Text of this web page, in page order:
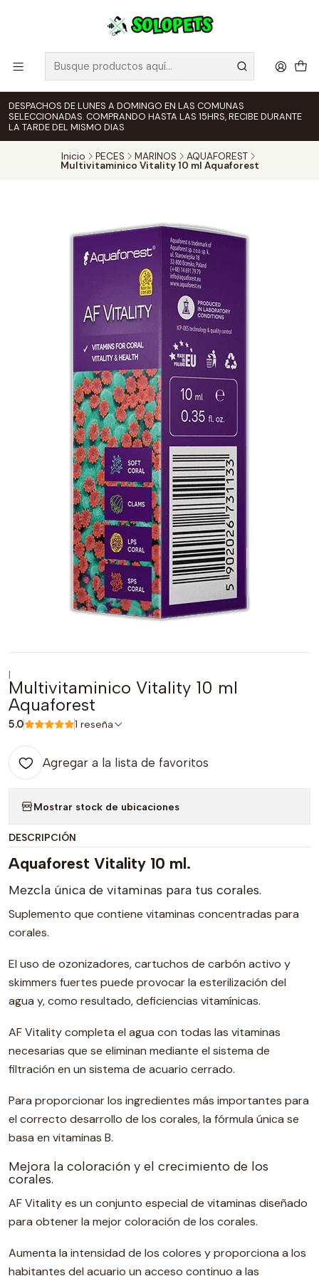
DESPACHOS DE LUNES A DOMINGO EN LAS COMUNAS
SELECCIONADAS. COMPRANDO HASTA LAS 15HRS, RECIBE DURANTE
LA TARDE DEL MISMO DIAS
Inicio PECES MARINOS AQUAFOREST
Multivitaminico Vitality 10 ml Aquaforest
|
Multivitaminico Vitality 10 ml
Aquaforest
5.0 1 reseña
Agregar a la lista de favoritos
Mostrar stock de ubicaciones
DESCRIPCIÓN
Aquaforest Vitality 10 ml.
Mezcla única de vitaminas para tus corales.
Suplemento que contiene vitaminas concentradas para
corales.
El uso de ozonizadores, cartuchos de carbón activo y
skimmers fuertes puede provocar la esterilización del
agua y, como resultado, deficiencias vitamínicas.
AF Vitality completa el agua con todas las vitaminas
necesarias que se eliminan mediante el sistema de
filtración en un sistema de acuario cerrado.
Para proporcionar los ingredientes más importantes para
el correcto desarrollo de los corales, la fórmula única se
basa en vitaminas B.
Mejora la coloración y el crecimiento de los
corales.
AF Vitality es un conjunto especial de vitaminas diseñado
para obtener la mejor coloración de los corales.
Aumenta la intensidad de los colores y proporciona a los
habitantes del acuario un acceso continuo a las